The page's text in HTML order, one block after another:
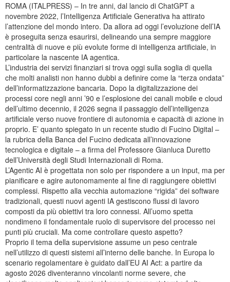
ROMA (ITALPRESS) – In tre anni, dal lancio di ChatGPT a
novembre 2022, l’Intelligenza Artificiale Generativa ha attirato
l’attenzione del mondo intero. Da allora ad oggi l’evoluzione dell’IA
è proseguita senza esaurirsi, delineando una sempre maggiore
centralità di nuove e più evolute forme di intelligenza artificiale, in
particolare la nascente IA agentica.
L’industria dei servizi finanziari si trova oggi sulla soglia di quella
che molti analisti non hanno dubbi a definire come la “terza ondata”
dell’informatizzazione bancaria. Dopo la digitalizzazione dei
processi core negli anni ’90 e l’esplosione dei canali mobile e cloud
dell’ultimo decennio, il 2026 segna il passaggio dell’intelligenza
artificiale verso nuove frontiere di autonomia e capacità di azione in
proprio. E’ quanto spiegato in un recente studio di Fucino Digital –
la rubrica della Banca del Fucino dedicata all’innovazione
tecnologica e digitale – a firma del Professore Gianluca Duretto
dell’Università degli Studi Internazionali di Roma.
L’Agentic AI è progettata non solo per rispondere a un input, ma per
pianificare e agire autonomamente al fine di raggiungere obiettivi
complessi. Rispetto alla vecchia automazione “rigida” dei software
tradizionali, questi nuovi agenti IA gestiscono flussi di lavoro
composti da più obiettivi tra loro connessi. All’uomo spetta
nondimeno il fondamentale ruolo di supervisore del processo nei
punti più cruciali. Ma come controllare questo aspetto?
Proprio il tema della supervisione assume un peso centrale
nell’utilizzo di questi sistemi all’interno delle banche. In Europa lo
scenario regolamentare è guidato dall’EU AI Act: a partire da
agosto 2026 diventeranno vincolanti norme severe, che